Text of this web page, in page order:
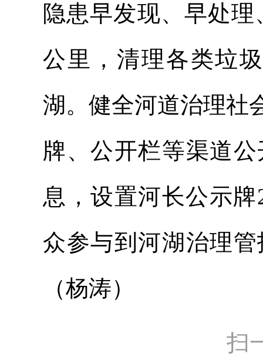
隐患早发现、早处
公里，清理各类垃
湖。健全河道治理社
牌、公开栏等渠道
息，设置河长公示
众参与到河湖治理
（杨涛）
扫